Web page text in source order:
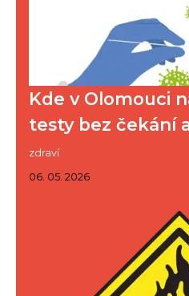
Kde v Olomouci
testy bez čekání
zdraví
06. 05. 2026